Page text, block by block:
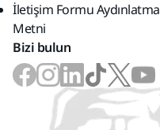
İletişim Formu Aydınlatma
Metni
Bizi bulun